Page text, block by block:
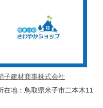
子建材商事株式会社
在地：鳥取県米子市二本木11